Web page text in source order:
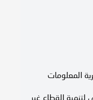
المعلومات